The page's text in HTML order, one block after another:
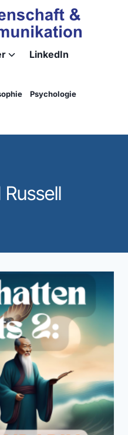
Untermenü
LinkedIn
Psychologie